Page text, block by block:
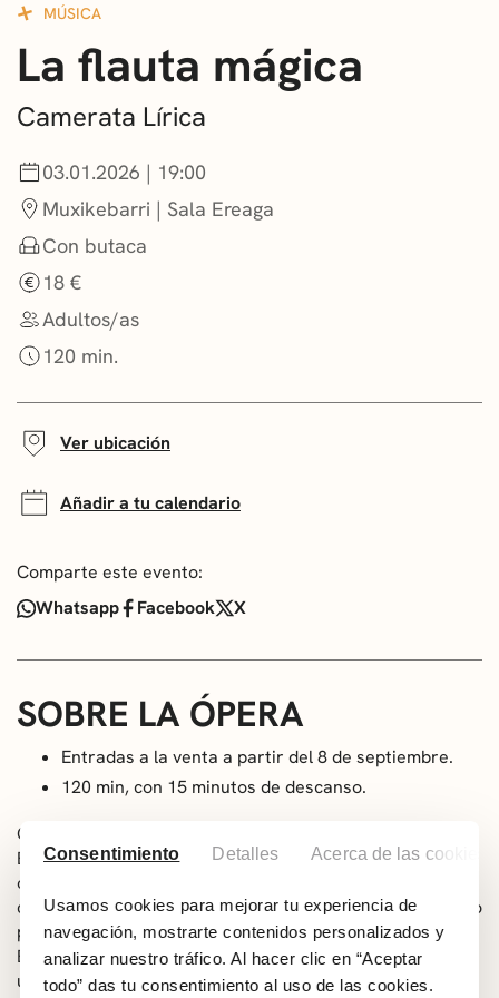
Consentimiento Detalles Acerca de las cookies
Usamos cookies para mejorar tu experiencia de
navegación, mostrarte contenidos personalizados y
analizar nuestro tráfico. Al hacer clic en “Aceptar
todo” das tu consentimiento al uso de las cookies.
NOTICIAS
GETXO KULTURA
ASOCIACIONES CULTURALES
MÚSICA
La flauta mágica
Camerata Lírica
03.01.2026 | 19:00
Muxikebarri | Sala Ereaga
Con butaca
18 €
Adultos/as
120 min.
Ver ubicación
Añadir a tu calendario
Comparte este evento:
Whatsapp
Facebook X
SOBRE LA ÓPERA
Entradas a la venta a partir del 8 de septiembre.
120 min, con 15 minutos de descanso.
Con música de Wolfgang Amadeus Mozart y libreto de
Emanuel Schikaneder, La flauta mágica es una de las
óperas más emblemáticas y sugerentes del repertorio
clásico. Esta obra maestra combina elementos del cuento
popular, la fantasía y la reflexión sobre el conocimiento.
En esta ocasión, La Camerata Lírica de España presenta
una adaptación en dos actos que mantiene el canto en